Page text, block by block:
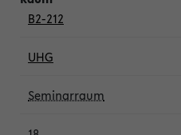
B2-212
UHG
Seminarraum